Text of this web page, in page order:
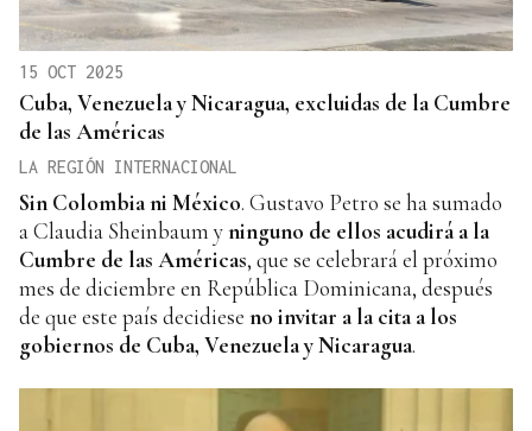
15 OCT 2025
Cuba, Venezuela y Nicaragua, excluidas de la Cumbre
de las Américas
LA REGIÓN INTERNACIONAL
Sin Colombia ni México. Gustavo Petro se ha sumado
a Claudia Sheinbaum yninguno de ellos acudirá a la
Cumbre de las Américas, que se celebrará el próximo
mes de diciembre en República Dominicana, después
de que este país decidiese no invitar a la cita a los
gobiernos de Cuba, Venezuela y Nicaragua.